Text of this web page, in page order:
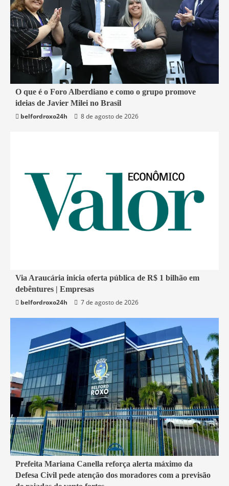
4 min read
Mundo
O que é o Foro Alberdiano e como o grupo promove
ideias de Javier Milei no Brasil
belfordroxo24h
8 de agosto de 2026
1 min read
Economia
Via Araucária inicia oferta pública de R$ 1 bilhão em
debêntures | Empresas
belfordroxo24h
7 de agosto de 2026
1 min read
Belford Roxo
Prefeita Mariana Canella reforça alerta máximo da
Defesa Civil pede atenção dos moradores com a previsão